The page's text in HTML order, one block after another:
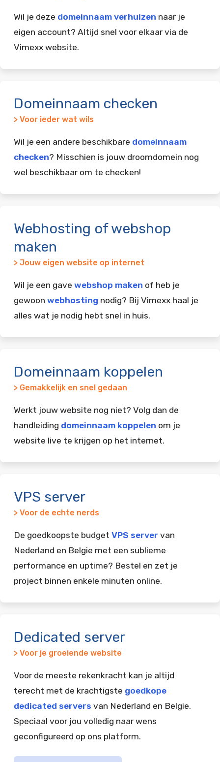
Wil je deze domeinnaam verhuizen naar je
eigen account? Altijd snel voor elkaar via de
Vimexx website.
Domeinnaam checken
> Voor ieder wat wils
Wil je een andere beschikbare domeinnaam
checken? Misschien is jouw droomdomein nog
wel beschikbaar om te checken!
Webhosting of webshop
maken
> Jouw eigen website op internet
Wil je een gave webshop maken of heb je
gewoon webhosting nodig? Bij Vimexx haal je
alles wat je nodig hebt snel in huis.
Domeinnaam koppelen
> Gemakkelijk en snel gedaan
Werkt jouw website nog niet? Volg dan de
handleiding domeinnaam koppelen om je
website live te krijgen op het internet.
VPS server
> Voor de echte nerds
De goedkoopste budget VPS server van
Nederland en Belgie met een sublieme
performance en uptime? Bestel en zet je
project binnen enkele minuten online.
Dedicated server
> Voor je groeiende website
Voor de meeste rekenkracht kan je altijd
terecht met de krachtigste goedkope
dedicated servers van Nederland en Belgie.
Speciaal voor jou volledig naar wens
geconfigureerd op ons platform.